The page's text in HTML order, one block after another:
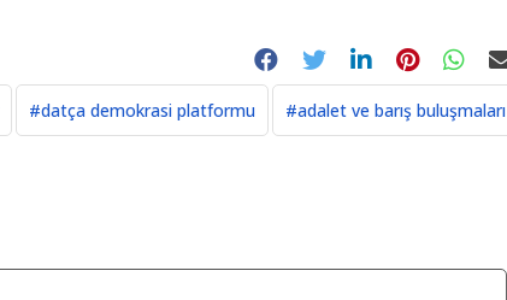
#datça demokrasi platformu #adalet ve barış buluşmaları